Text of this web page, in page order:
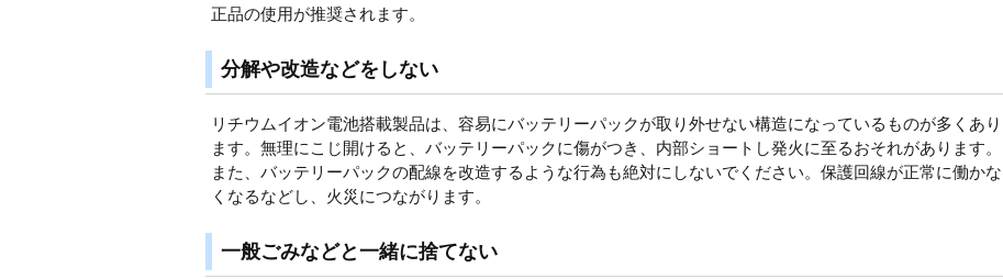
正品の使用が推奨されます。
分解や改造などをしない
リチウムイオン電池搭載製品は、容易にバッテリーパックが取り外せない構造になっているものが多くあり
ます。無理にこじ開けると、バッテリーパックに傷がつき、内部ショートし発火に至るおそれがあります。
また、バッテリーパックの配線を改造するような行為も絶対にしないでください。保護回線が正常に働かな
くなるなどし、火災につながります。
一般ごみなどと一緒に捨てない